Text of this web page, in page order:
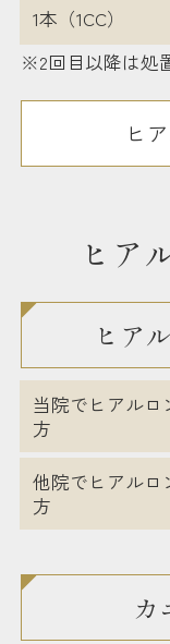
1本（1CC）
※2回目以降は処
ヒ
ヒア
ヒア
当院でヒアルロ
方
他院でヒアルロ
方
カ